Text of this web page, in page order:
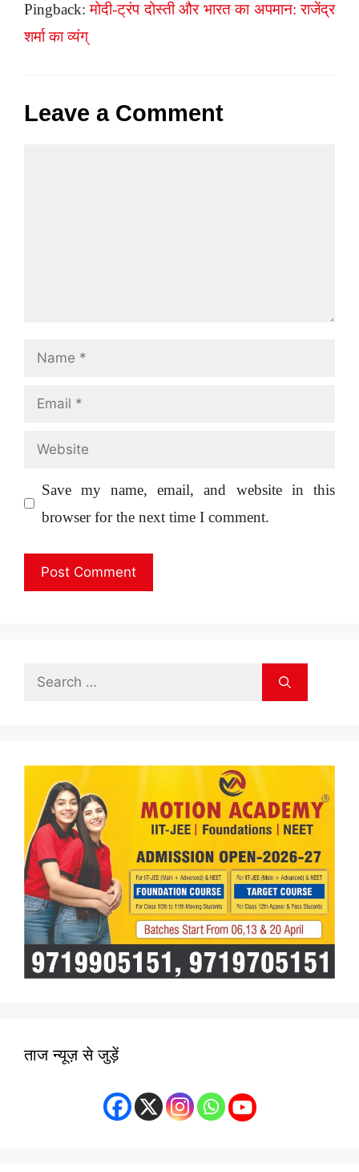
Pingback:मोदी-ट्रंप दोस्ती और भारत का अपमान: राजेंद्र
शर्मा का व्यंग्
Leave a Comment
Name
Email
Website
Save my name, email, and website in this
browser for the next time I comment.
Search
ताज न्यूज़ से जुड़ें